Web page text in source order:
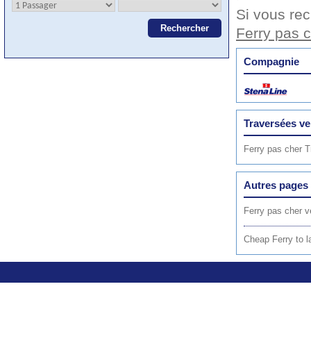
Si vous
Ferry pas
Compagnie
Traversées
Ferry pas cher
Autres pages
Ferry pas cher
Cheap Ferry to